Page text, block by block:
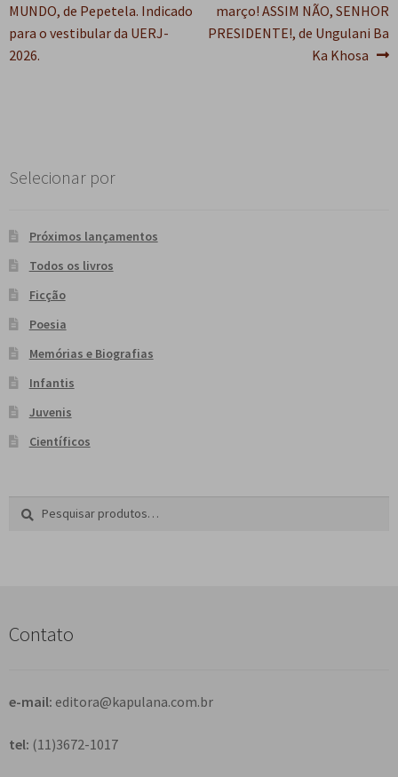
de
Post
anterior:
MUNDO, de Pepetela. Indicado
para o vestibular da UERJ-
2026.
post:
março! ASSIM NÃO, SENHOR
PRESIDENTE!, de Ungulani Ba
Ka Khosa
Selecionar por
Próximos lançamentos
Todos os livros
Ficção
Poesia
Memórias e Biografias
Infantis
Juvenis
Científicos
Pesquisar
a
Contato
e-mail: editora@kapulana.com.br
tel: (11)3672-1017